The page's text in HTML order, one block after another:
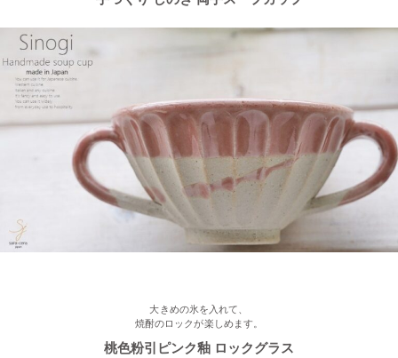
2023/2/21
≪おすすめ≫お世話になったあの人に…感謝を伝えるおすすめギ
フト♪
2023/2/16
≪新着商品≫ ほんわかかわいい♡椿の器、入荷しました♪
2023/2/13
大きめの氷を入れて、
焼酎のロックが楽しめます。
桃色粉引ピンク釉 ロックグラス